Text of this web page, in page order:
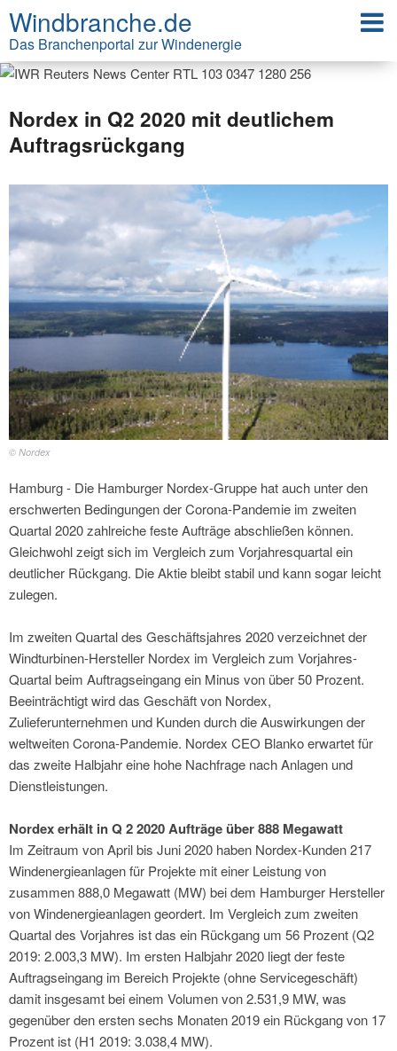
Windbranche.de
Das Branchenportal zur Windenergie
Nordex in Q2 2020 mit deutlichem
Auftragsrückgang
© Nordex
Hamburg - Die Hamburger Nordex-Gruppe hat auch unter den
erschwerten Bedingungen der Corona-Pandemie im zweiten
Quartal 2020 zahlreiche feste Aufträge abschließen können.
Gleichwohl zeigt sich im Vergleich zum Vorjahresquartal ein
deutlicher Rückgang. Die Aktie bleibt stabil und kann sogar leicht
zulegen.
Im zweiten Quartal des Geschäftsjahres 2020 verzeichnet der
Windturbinen-Hersteller Nordex im Vergleich zum Vorjahres-
Quartal beim Auftragseingang ein Minus von über 50 Prozent.
Beeinträchtigt wird das Geschäft von Nordex,
Zulieferunternehmen und Kunden durch die Auswirkungen der
weltweiten Corona-Pandemie. Nordex CEO Blanko erwartet für
das zweite Halbjahr eine hohe Nachfrage nach Anlagen und
Dienstleistungen.
Nordex erhält in Q 2 2020 Aufträge über 888 Megawatt
Im Zeitraum von April bis Juni 2020 haben Nordex-Kunden 217
Windenergieanlagen für Projekte mit einer Leistung von
zusammen 888,0 Megawatt (MW) bei dem Hamburger Hersteller
von Windenergieanlagen geordert. Im Vergleich zum zweiten
Quartal des Vorjahres ist das ein Rückgang um 56 Prozent (Q2
2019: 2.003,3 MW). Im ersten Halbjahr 2020 liegt der feste
Auftragseingang im Bereich Projekte (ohne Servicegeschäft)
damit insgesamt bei einem Volumen von 2.531,9 MW, was
gegenüber den ersten sechs Monaten 2019 ein Rückgang von 17
Prozent ist (H1 2019: 3.038,4 MW).